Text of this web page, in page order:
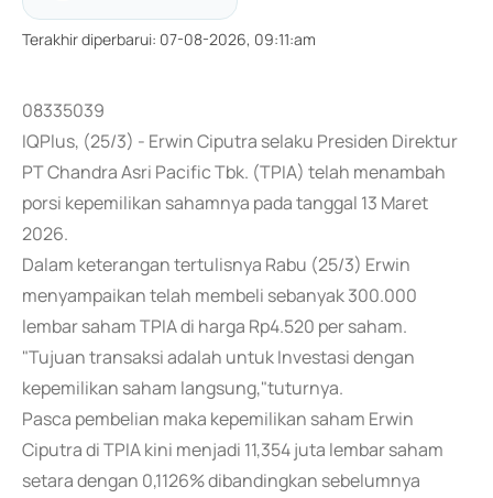
Terakhir diperbarui: 07-08-2026, 09:11:am
08335039
IQPlus, (25/3) - Erwin Ciputra selaku Presiden Direktur
PT Chandra Asri Pacific Tbk. (TPIA) telah menambah
porsi kepemilikan sahamnya pada tanggal 13 Maret
2026.
Dalam keterangan tertulisnya Rabu (25/3) Erwin
menyampaikan telah membeli sebanyak 300.000
lembar saham TPIA di harga Rp4.520 per saham.
"Tujuan transaksi adalah untuk Investasi dengan
kepemilikan saham langsung,"tuturnya.
Pasca pembelian maka kepemilikan saham Erwin
Ciputra di TPIA kini menjadi 11,354 juta lembar saham
setara dengan 0,1126% dibandingkan sebelumnya